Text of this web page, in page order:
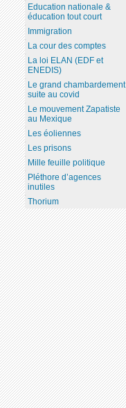
Education nationale &
éducation tout court
Immigration
La cour des comptes
La loi ELAN (EDF et
ENEDIS)
Le grand chambardement
suite au covid
Le mouvement Zapatiste
au Mexique
Les éoliennes
Les prisons
Mille feuille politique
Pléthore d’agences
inutiles
Thorium